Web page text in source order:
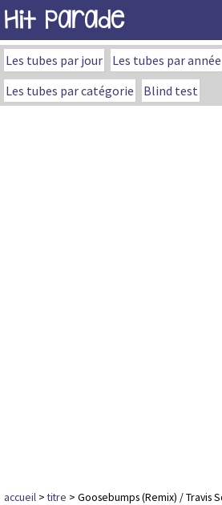
Hit Parade
Les tubes par jour Les tubes par année
Les tubes par catégorie
Blind test
accueil >titre > Goosebumps (Remix) / Travis